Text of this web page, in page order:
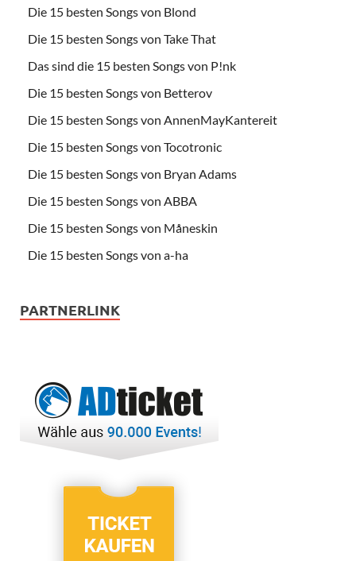
Die 15 besten Songs von Blond
Die 15 besten Songs von Take That
Das sind die 15 besten Songs von P!nk
Die 15 besten Songs von Betterov
Die 15 besten Songs von AnnenMayKantereit
Die 15 besten Songs von Tocotronic
Die 15 besten Songs von Bryan Adams
Die 15 besten Songs von ABBA
Die 15 besten Songs von Måneskin
Die 15 besten Songs von a-ha
PARTNERLINK